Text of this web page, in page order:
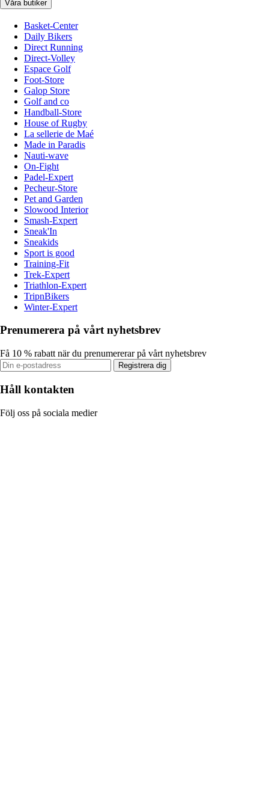
Våra butiker
Basket-Center
Daily Bikers
Direct Running
Direct-Volley
Espace Golf
Foot-Store
Galop Store
Golf and co
Handball-Store
House of Rugby
La sellerie de Maé
Made in Paradis
Nauti-wave
On-Fight
Padel-Expert
Pecheur-Store
Pet and Garden
Slowood Interior
Smash-Expert
Sneak'In
Sneakids
Sport is good
Training-Fit
Trek-Expert
Triathlon-Expert
TripnBikers
Winter-Expert
Prenumerera på vårt nyhetsbrev
Få 10 % rabatt när du prenumererar på vårt nyhetsbrev
Registrera dig
Håll kontakten
Följ oss på sociala medier